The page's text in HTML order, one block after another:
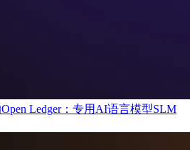
Ledger：专用AI语言模型SLM